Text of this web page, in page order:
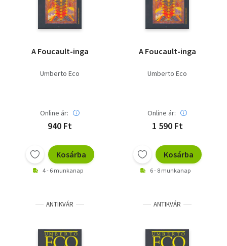
A Foucault-inga
Umberto Eco
Online ár:
940 Ft
Kosárba
4 - 6 munkanap
A Foucault-inga
Umberto Eco
Online ár:
1 590 Ft
Kosárba
6 - 8 munkanap
ANTIKVÁR ANTIKVÁR